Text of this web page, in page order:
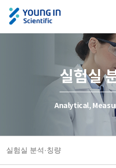
실험실
Analytical,